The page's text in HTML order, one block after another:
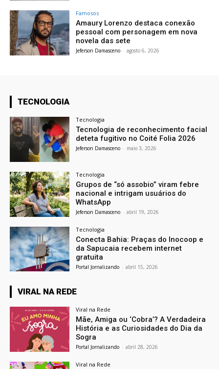
Famosos
Amaury Lorenzo destaca conexão
pessoal com personagem em nova
novela das sete
Jeferson Damasceno - agosto 6, 2026
TECNOLOGIA
Tecnologia
Tecnologia de reconhecimento facial
deteta fugitivo no Coité Folia 2026
Jeferson Damasceno - maio 3, 2026
Tecnologia
Grupos de “só assobio” viram febre
nacional e intrigam usuários do
WhatsApp
Jeferson Damasceno - abril 19, 2026
Tecnologia
Conecta Bahia: Praças do Inocoop e
da Sapucaia recebem internet
gratuita
Portal Jornalizando - abril 15, 2026
VIRAL NA REDE
Viral na Rede
Mãe, Amiga ou ‘Cobra’? A Verdadeira
História e as Curiosidades do Dia da
Sogra
Portal Jornalizando - abril 28, 2026
Viral na Rede